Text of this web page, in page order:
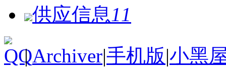
供应信息 11
| Archiver|手机版|小黑